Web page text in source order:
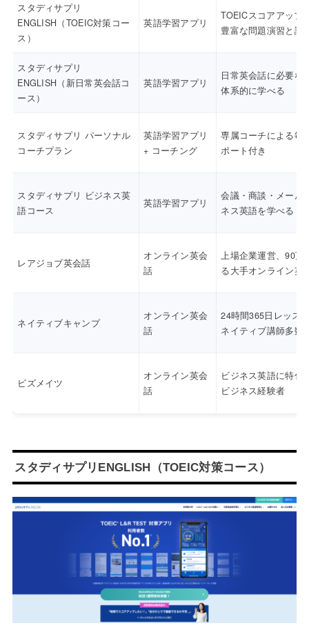
スタディサプリ
ENGLISH（TOEIC対策コー
ス）
英語学習アプリ
TOEICスコアアップ
豊富な問題演習と講
スタディサプリ
ENGLISH（新日常英会話コ
ース）
英語学習アプリ
日常英会話に必要な
体系的に学べる
スタディサプリ パーソナル
コーチプラン
英語学習アプリ
+ コーチング
専属コーチによる毎
ポート付き
スタディサプリ ビジネス英
語コース
英語学習アプリ
会議・商談・メール
ネス英語を学べる
レアジョブ英会話
オンライン英会
話
上場企業運営、90万
る大手オンライン英
ネイティブキャンプ
オンライン英会
話
24時間365日レッス
ネイティブ講師多数
ビズメイツ
オンライン英会
話
ビジネス英語に特化
ビジネス経験者
スタディサプリENGLISH（TOEIC対策コース）